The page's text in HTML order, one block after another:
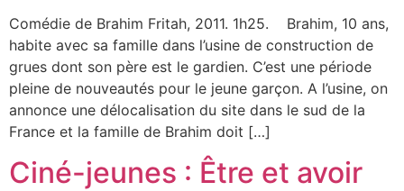
Comédie de Brahim Fritah, 2011. 1h25. Brahim, 10 ans,
habite avec sa famille dans l’usine de construction de
grues dont son père est le gardien. C’est une période
pleine de nouveautés pour le jeune garçon. A l’usine, on
annonce une délocalisation du site dans le sud de la
France et la famille de Brahim doit […]
Ciné-jeunes : Être et avoir